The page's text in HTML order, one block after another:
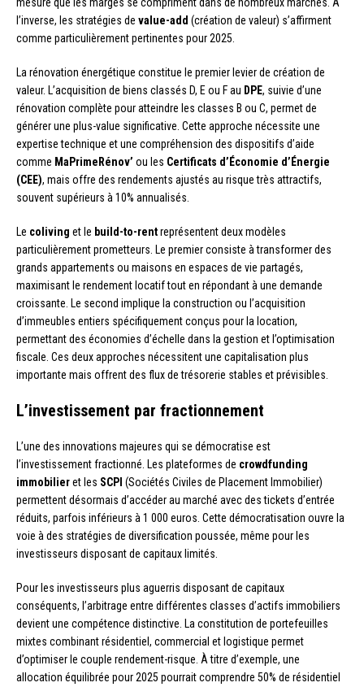
l’inverse, les stratégies de value-add (création de valeur) s’affirment
comme particulièrement pertinentes pour 2025.
La rénovation énergétique constitue le premier levier de création de
valeur. L’acquisition de biens classés D, E ou F au DPE, suivie d’une
rénovation complète pour atteindre les classes B ou C, permet de
générer une plus-value significative. Cette approche nécessite une
expertise technique et une compréhension des dispositifs d’aide
comme MaPrimeRénov’ ou les Certificats d’Économie d’Énergie
(CEE), mais offre des rendements ajustés au risque très attractifs,
souvent supérieurs à 10% annualisés.
Le coliving et le build-to-rentreprésentent deux modèles
particulièrement prometteurs. Le premier consiste à transformer des
grands appartements ou maisons en espaces de vie partagés,
maximisant le rendement locatif tout en répondant à une demande
croissante. Le second implique la construction ou l’acquisition
d’immeubles entiers spécifiquement conçus pour la location,
permettant des économies d’échelle dans la gestion et l’optimisation
fiscale. Ces deux approches nécessitent une capitalisation plus
importante mais offrent des flux de trésorerie stables et prévisibles.
L’investissement par fractionnement
L’une des innovations majeures qui se démocratise est
l’investissement fractionné. Les plateformes de crowdfunding
immobilieret les SCPI (Sociétés Civiles de Placement Immobilier)
permettent désormais d’accéder au marché avec des tickets d’entrée
réduits, parfois inférieurs à 1 000 euros. Cette démocratisation ouvre la
voie à des stratégies de diversification poussée, même pour les
investisseurs disposant de capitaux limités.
Pour les investisseurs plus aguerris disposant de capitaux
conséquents, l’arbitrage entre différentes classes d’actifs immobiliers
devient une compétence distinctive. La constitution de portefeuilles
mixtes combinant résidentiel, commercial et logistique permet
d’optimiser le couple rendement-risque. À titre d’exemple, une
allocation équilibrée pour 2025 pourrait comprendre 50% de résidentiel